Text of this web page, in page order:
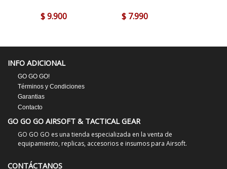
$ 9.900 $ 7.990
INFO ADICIONAL
GO GO GO!
Términos y Condiciones
Garantias
Contacto
GO GO GO AIRSOFT & TACTICAL GEAR
GO GO GO es una tienda especializada en la venta de
equipamiento, replicas, accesorios e insumos para Airsoft.
CONTÁCTANOS